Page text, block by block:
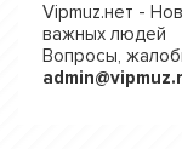
Vipmuz.нет -
важных людей
Вопросы,